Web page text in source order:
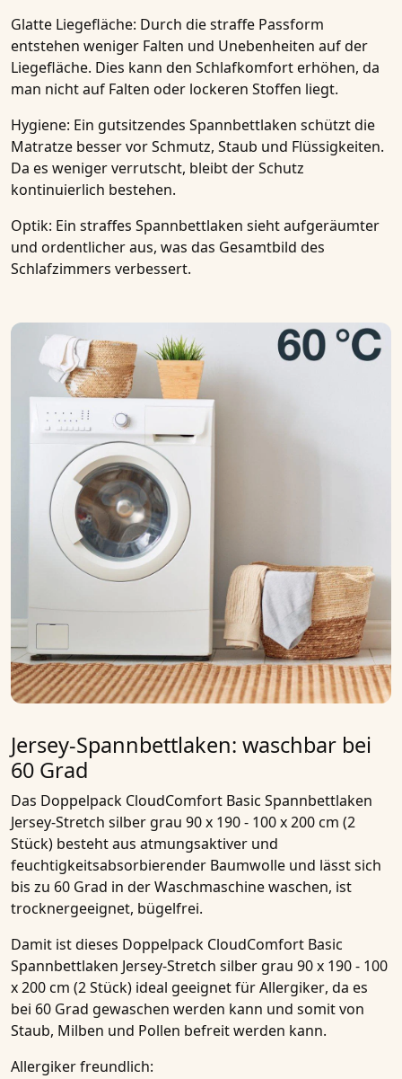
Glatte Liegefläche: Durch die straffe Passform
entstehen weniger Falten und Unebenheiten auf der
Liegefläche. Dies kann den Schlafkomfort erhöhen, da
man nicht auf Falten oder lockeren Stoffen liegt.
Hygiene: Ein gutsitzendes Spannbettlaken schützt die
Matratze besser vor Schmutz, Staub und Flüssigkeiten.
Da es weniger verrutscht, bleibt der Schutz
kontinuierlich bestehen.
Optik: Ein straffes Spannbettlaken sieht aufgeräumter
und ordentlicher aus, was das Gesamtbild des
Schlafzimmers verbessert.
Jersey-Spannbettlaken: waschbar bei
60 Grad
Das Doppelpack CloudComfort Basic Spannbettlaken
Jersey-Stretch silber grau 90 x 190 - 100 x 200 cm (2
Stück) besteht aus atmungsaktiver und
feuchtigkeitsabsorbierender Baumwolle und lässt sich
bis zu 60 Grad in der Waschmaschine waschen, ist
trocknergeeignet, bügelfrei.
Damit ist dieses Doppelpack CloudComfort Basic
Spannbettlaken Jersey-Stretch silber grau 90 x 190 - 100
x 200 cm (2 Stück) ideal geeignet fürAllergiker, da es
bei 60 Grad gewaschen werden kann und somit von
Staub, Milben und Pollen befreit werden kann.
Allergiker freundlich: